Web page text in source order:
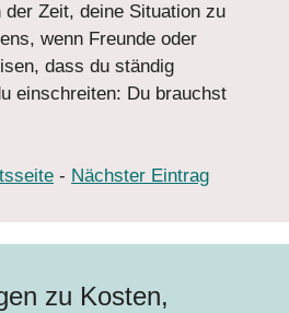
Zeit, deine Situation zu
wenn Freunde oder
dass du ständig
einschreiten: Du brauchst
- Nächster Eintrag
zu Kosten,